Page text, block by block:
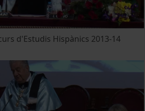
d'Estudis Hispànics 2013-14